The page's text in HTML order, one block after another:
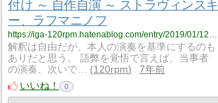
付け ～ 自作自演 ～ ストラヴィンスキ
ー、ラフマニノフ
https://iga-120rpm.hatenablog.com/entry/2019/01/12/190929?utm_source=feed
解釈は自由だが、本人の演奏を基準にするのも
ありだと思う。 語弊を覚悟で言えば、当事者
の演奏、次いで…
120rpm
7年前
いいね！
0